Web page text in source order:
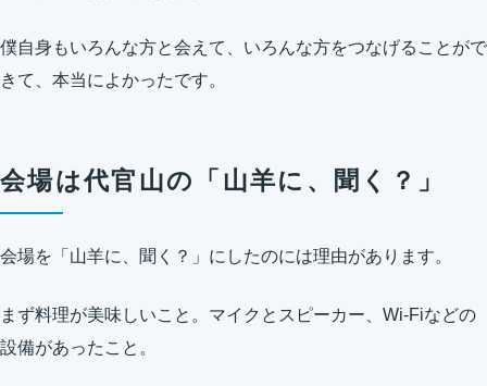
僕自身もいろんな方と会えて、いろんな方をつなげることがで
きて、本当によかったです。
会場は代官山の「山羊に、聞く？」
会場を「山羊に、聞く？」にしたのには理由があります。
まず料理が美味しいこと。マイクとスピーカー、Wi-Fiなどの
設備があったこと。